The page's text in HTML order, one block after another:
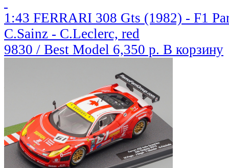
1:43 FERRARI 308 Gts (1982) - F1
C.Sainz - C.Leclerc, red
9830 / Best Model 6,350 р. В корзину